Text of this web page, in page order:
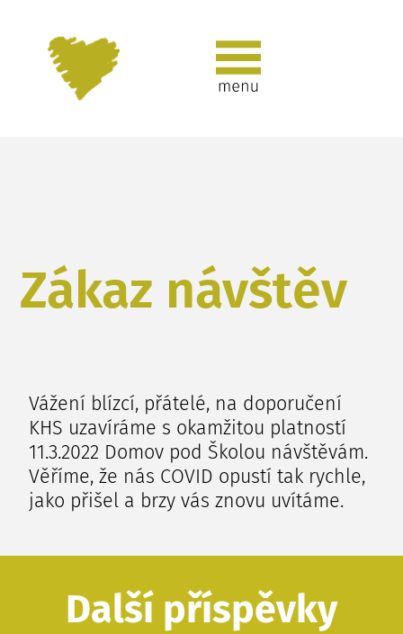
Zákaz návštěv
Vážení blízcí, přátelé, na doporučení
KHS uzavíráme s okamžitou platností
11.3.2022 Domov pod Školou návštěvám.
Věříme, že nás COVID opustí tak rychle,
jako přišel a brzy vás znovu uvítáme.
Další příspěvky